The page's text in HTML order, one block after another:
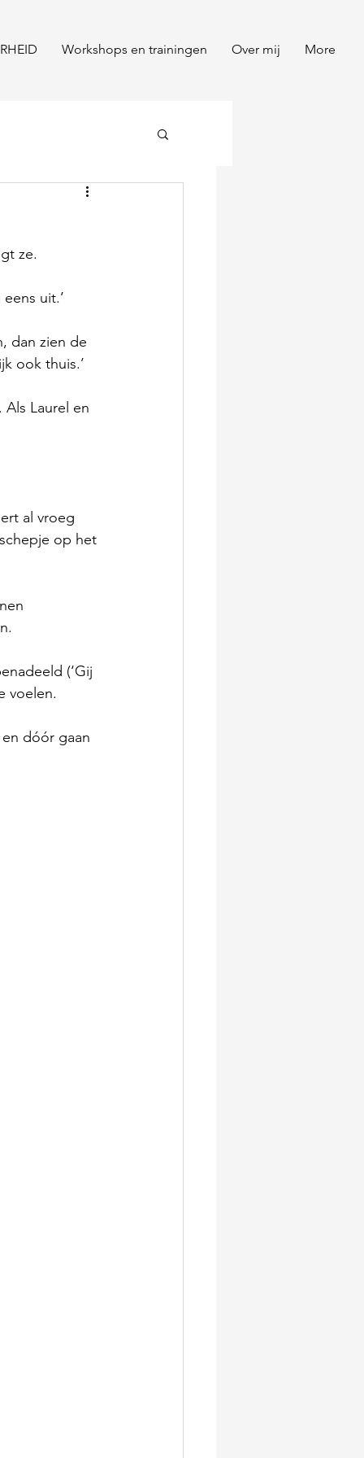
Workshops en trainingen Over mij More
ze.
uit.’
dan zien de
ook thuis.’
Laurel en
al vroeg
op het
(‘Gij
voelen.
dóór gaan